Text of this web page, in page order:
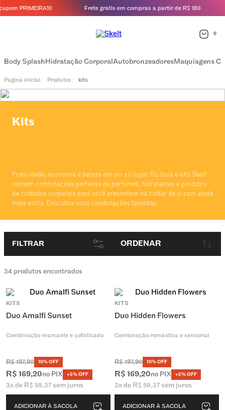
PRIMEIRA10 Frete grátis em compras a partir de R$ 180
0
Body SplashHidratação CorporalAutobronzeadoresMaquiagens
Produtos kits
Kits
Praticidade, economia e beleza em um só lugar. Os duos e kits Skelt
reúnem combinações perfeitas de perfumes, hidratantes e produtos
de cuidados corporais para você presentear ou cuidar de si com ainda
mais estilo. Descubra suas combinações favoritas.
FILTRAR ORDENAR
34 produtos encontrados
KITS
Duo Amalfi Sunset
Combinação marcante e sofisticada
R$ 197,90 10% OFF
R$ 169,20no PIX +5% OFF
3x de R$ 59,37 sem juros
ADICIONAR À SACOLA
KITS
Duo Hidden Flowers
Combinação romântica e sensorial
R$ 197,90 10% OFF
R$ 169,20no PIX +5% OFF
3x de R$ 59,37 sem juros
ADICIONAR À SACOLA